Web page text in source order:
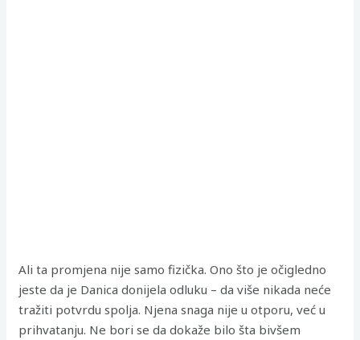
Ali ta promjena nije samo fizička. Ono što je očigledno
jeste da je Danica donijela odluku – da više nikada neće
tražiti potvrdu spolja. Njena snaga nije u otporu, već u
prihvatanju. Ne bori se da dokaže bilo šta bivšem